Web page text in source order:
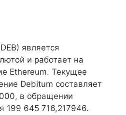
является
и работает на
Ethereum. Текущее
Debitum составляет
в обращении
199 645 716,217946.